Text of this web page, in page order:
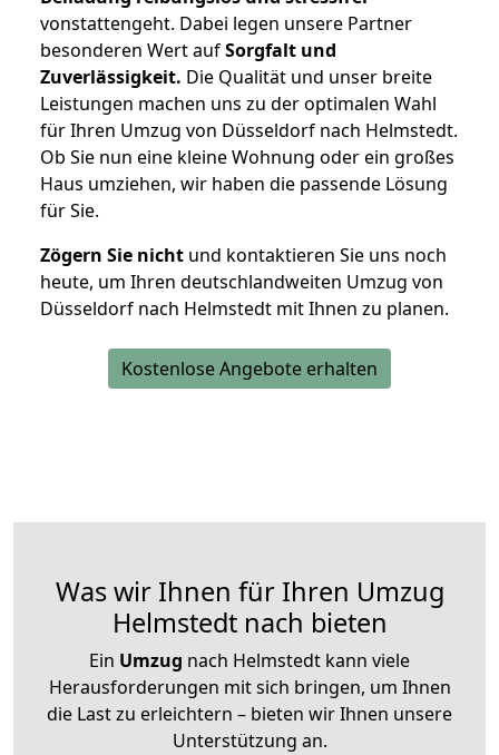
vonstattengeht. Dabei legen unsere Partner
besonderen Wert aufSorgfalt und
Zuverlässigkeit. Die Qualität und unser breite
Leistungen machen uns zu der optimalen Wahl
für Ihren Umzug von Düsseldorf nach Helmstedt.
Ob Sie nun eine kleine Wohnung oder ein großes
Haus umziehen, wir haben die passende Lösung
für Sie.
Zögern Sie nicht und kontaktieren Sie uns noch
heute, um Ihren deutschlandweiten Umzug von
Düsseldorf nach Helmstedt mit Ihnen zu planen.
Kostenlose Angebote erhalten
Was wir Ihnen für Ihren Umzug
Helmstedt nach bieten
Ein Umzug nach Helmstedt kann viele
Herausforderungen mit sich bringen, um Ihnen
die Last zu erleichtern – bieten wir Ihnen unsere
Unterstützung an.